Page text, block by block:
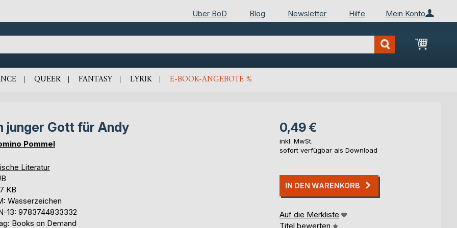
Mein Konto
Über BoD Blog Newsletter Hilfe
Mein
QUEER FANTASY LYRIK E-BOOK-ANGEBOTE %
junger Gott für Andy
Pommel
Literatur
KB
Wasserzeichen
13: 9783744833332
Books on Demand
0,49 €
inkl. MwSt.
sofort verfügbar als Download
IN DEN WARENKORB
Auf die Merkliste
Titel bewerten